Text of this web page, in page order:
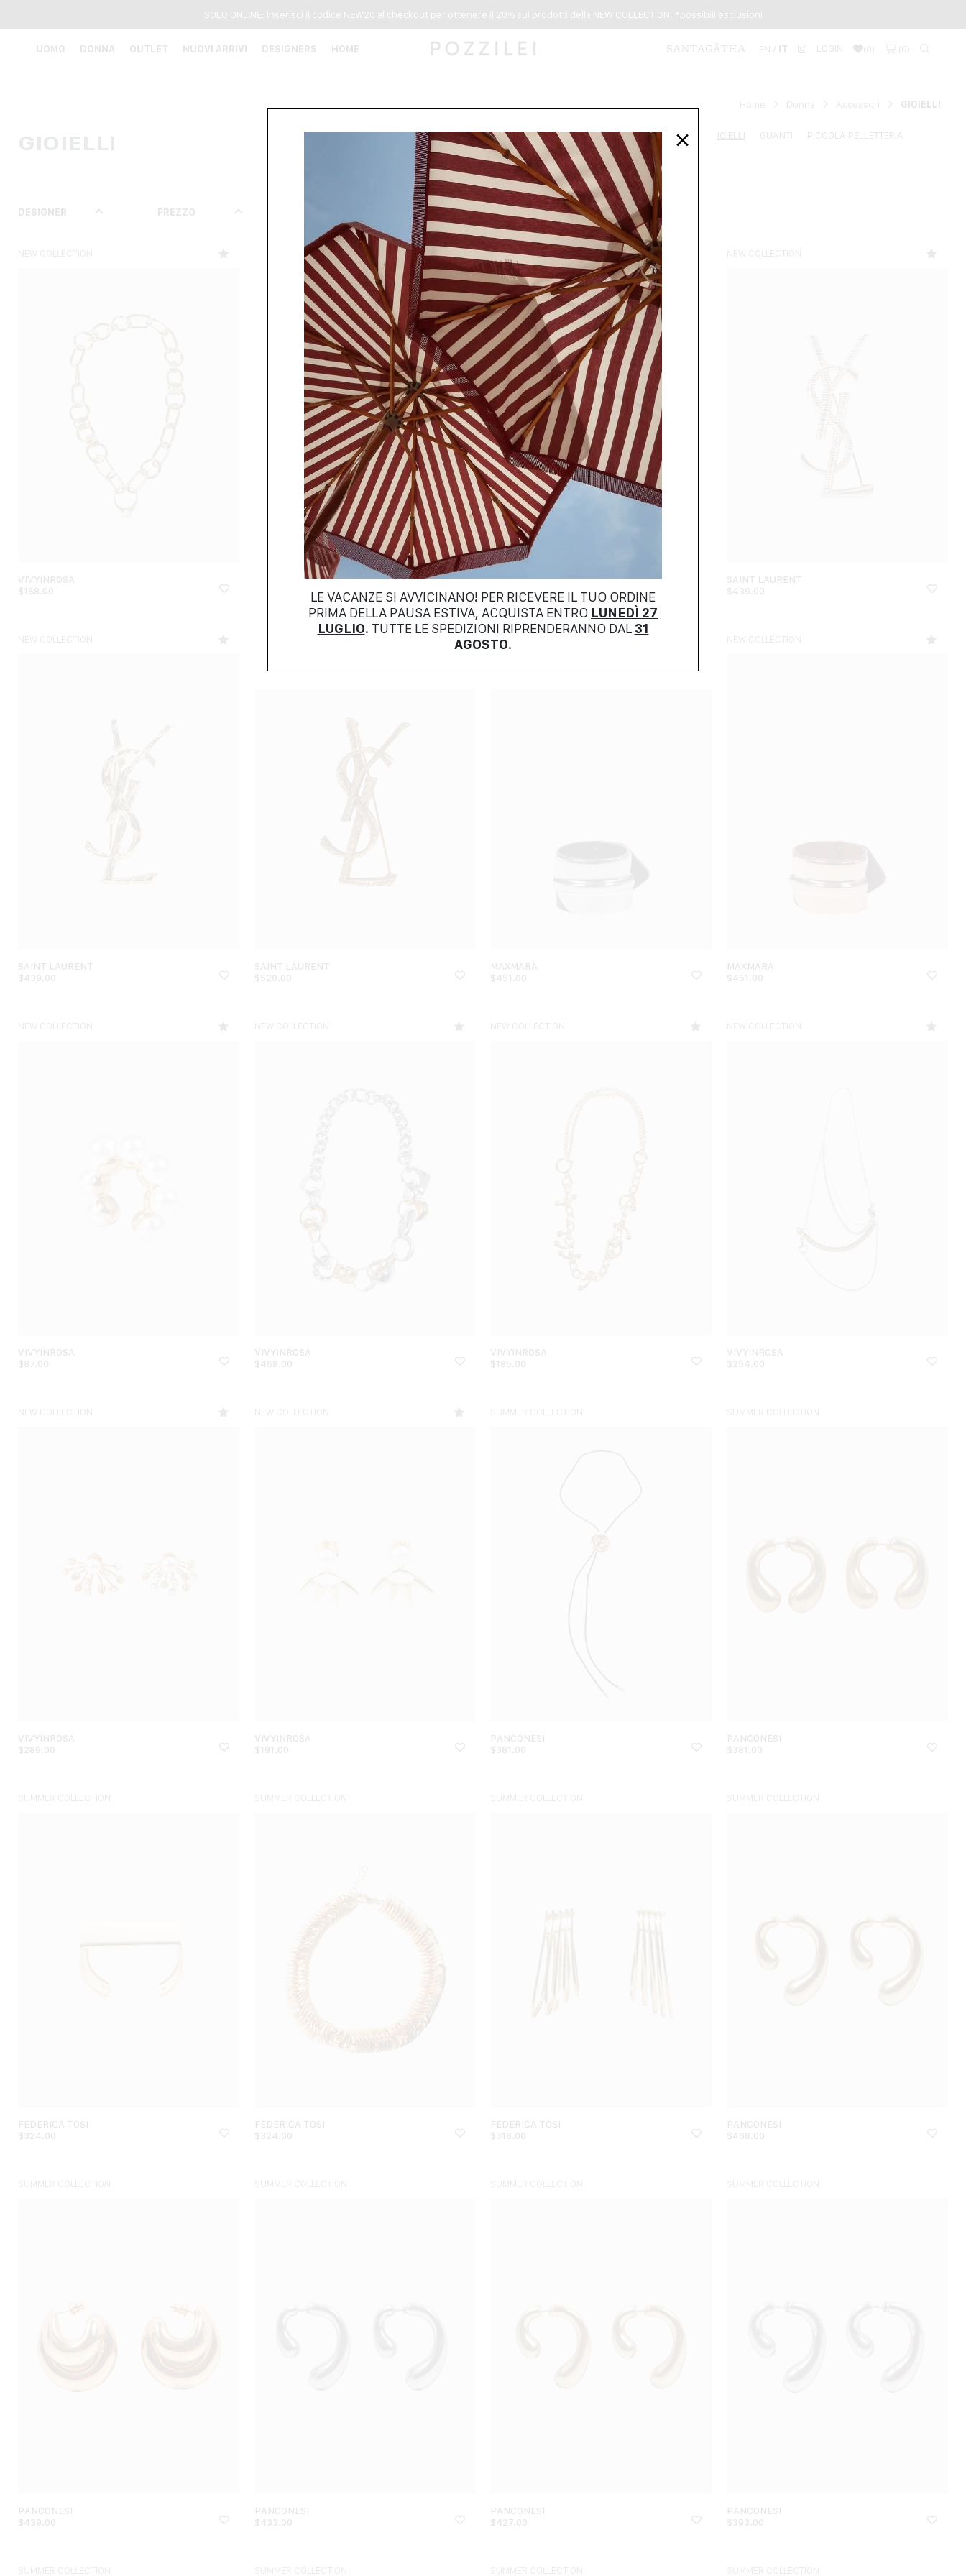
SOLO ONLINE: inserisci il codice NEW20 al checkout per ottenere il 20% sui prodotti della NEW COLLECTION. *possibili esclusioni
UOMO DONNA OUTLET NUOVI ARRIVI DESIGNERS HOME EN / IT LOGIN (0 (0
Home Donna Accessori GIOIELLI
ACCESSORI CAPPELLI FOULARDS PORTAFOGLI SCIARPE CINTURE GIOIELLI GUANTI
PICCOLA PELLETTERIA
TIES
DESIGNER PREZZO COLORE ORDINA PER
VIVYINROSA
$ 168.00
NEW COLLECTION
VIVYINROSA
NEW COLLECTION
VIVYINROSA
$150.00
SAINT LAURENT
$439.00
SAINT LAURENT
$439.00
SAINT LAURENT
$520.00
NEW COLLECTION
MAXMARA
$451.00
MAXMARA
$451.00
VIVYINROSA
$87.00
VIVYINROSA
$468.00
VIVYINROSA
$ 185.00
VIVYINROSA
$254.00
VIVYINROSA
$289.00
VIVYINROSA
$ 191.00
PANCONESI
$ 381.00
PANCONESI
$ 381.00
FEDERICA TOSI
$ 324.00
FEDERICA TOSI
$ 324.00
FEDERICA TOSI
$ 318.00
PANCONESI
$468.00
PANCONESI
$439.00
PANCONESI
$433.00
PANCONESI
$427.00
PANCONESI
$ 393.00
×
LE VACANZE SI AVVICINANO! PER RICEVERE IL TUO ORDINE
PRIMA DELLA PAUSA ESTIVA, ACQUISTA ENTRO LUNEDÌ 27
LUGLIO. TUTTE LE SPEDIZIONI RIPRENDERANNO DAL 31
AGOSTO.